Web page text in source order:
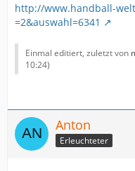
http://www.handball-
=2&auswahl=6341
Einmal editiert, zuletzt von
10:24)
Anton
Erleuchteter